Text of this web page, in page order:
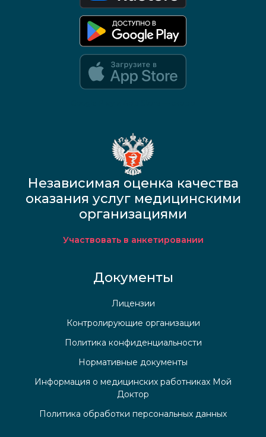
Независимая оценка качества
оказания услуг медицинскими
организациями
Участвовать в анкетировании
Документы
Лицензии
Контролирующие организации
Политика конфиденциальности
Нормативные документы
Информация о медицинских работниках Мой
Доктор
Политика обработки персональных данных